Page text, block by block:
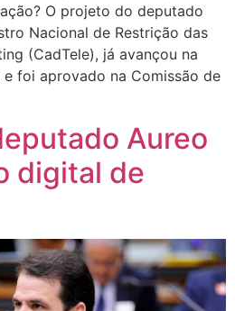
O projeto do deputado
Nacional de Restrição das
(CadTele), já avançou na
foi aprovado na Comissão de
Aureo
digital de